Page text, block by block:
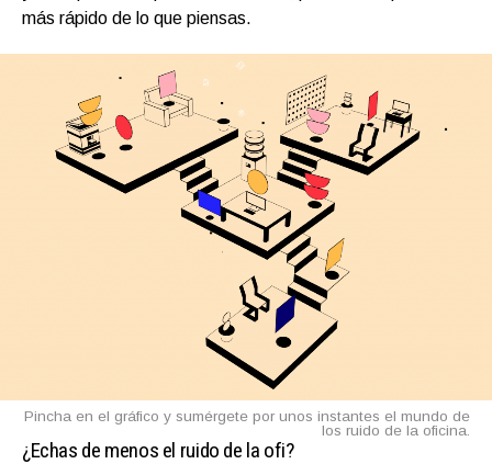
más rápido de lo que piensas.
Pincha en el gráfico y sumérgete por unos instantes el mundo de
los ruido de la oficina.
¿Echas de menos el ruido de la ofi?